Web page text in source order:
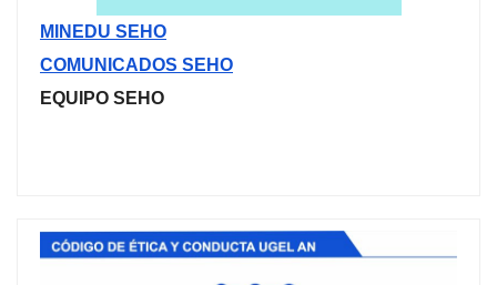
MINEDU SEHO
COMUNICADOS SEHO
EQUIPO SEHO